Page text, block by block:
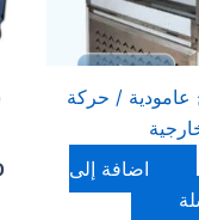
عامودية / حركة
إضافة إلى